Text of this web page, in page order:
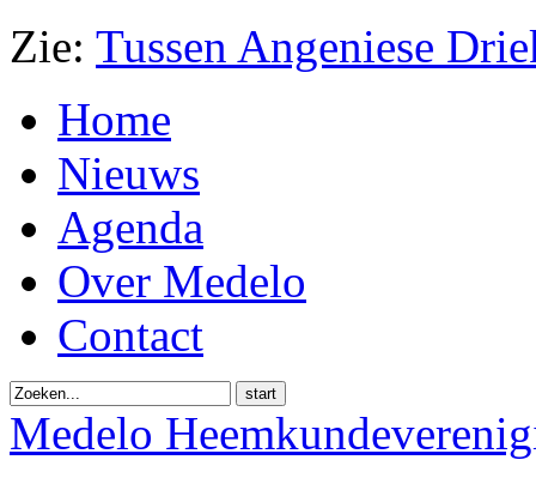
Zie: Tussen Angeniese
Home
Nieuws
Agenda
Over Medelo
Contact
start
Medelo